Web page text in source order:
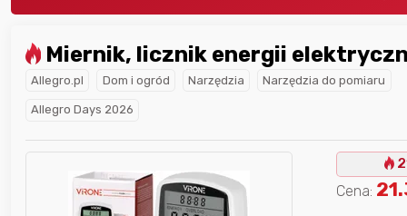
Miernik, licznik energii
Allegro.pl Dom i ogród Narzędzia Narzędzia do pomiaru
Allegro Days 2026
Cena:
najlepszego
w poprzednim
Nagroda dlanajlepszego
użytkownikaw tym miesiącu: